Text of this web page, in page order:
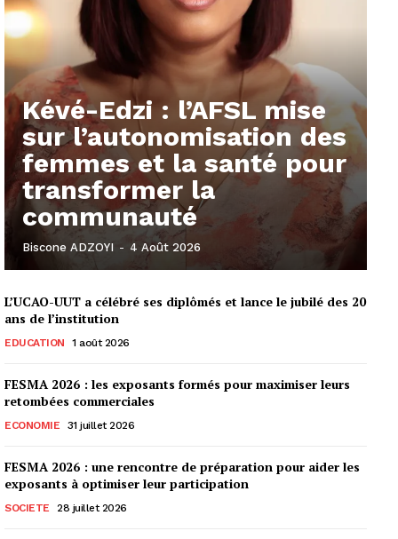
Kévé-Edzi : l’AFSL mise
sur l’autonomisation des
femmes et la santé pour
transformer la
communauté
Biscone ADZOYI - 4 Août 2026
L’UCAO-UUT a célébré ses diplômés et lance le jubilé des 20
ans de l’institution
EDUCATION 1 août 2026
FESMA 2026 : les exposants formés pour maximiser leurs
retombées commerciales
ECONOMIE 31 juillet 2026
FESMA 2026 : une rencontre de préparation pour aider les
exposants à optimiser leur participation
SOCIETE 28 juillet 2026